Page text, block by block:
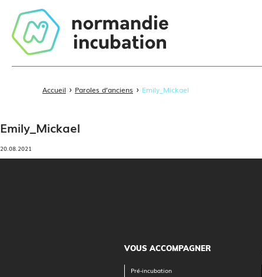
Accueil › Paroles d’anciens › Emily_Mickael
Emily_Mickael
20.08.2021
VOUS ACCOMPAGNER
Pré-incubation